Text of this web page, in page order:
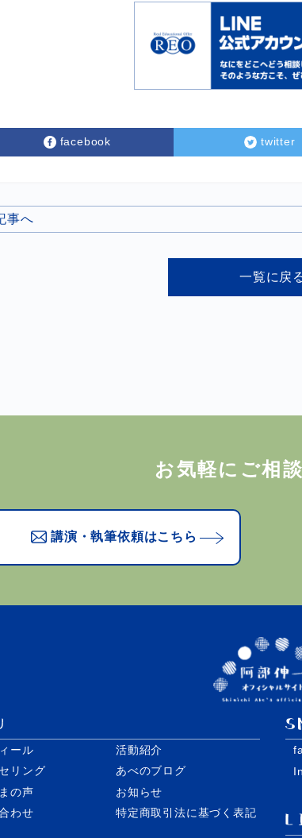
facebook twitter
事へ
一覧に戻
お気軽にご相
講演・執筆依頼はこちら
ール
活動紹介
リング
あべのブログ
の声
お知らせ
わせ
特定商取引法に基づく表記